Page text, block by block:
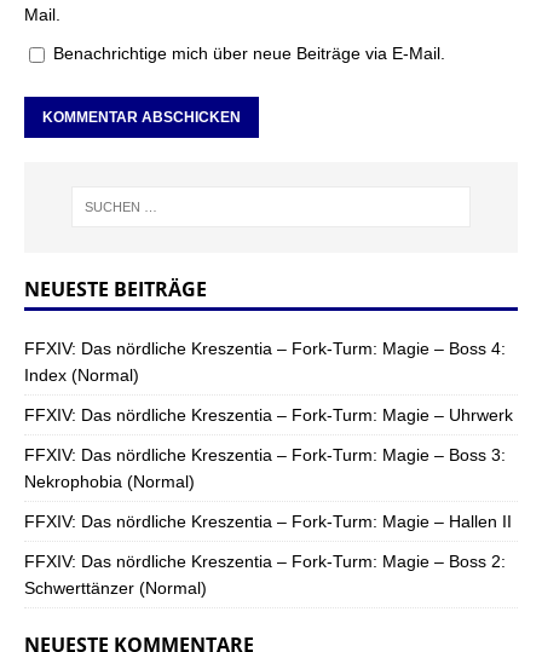
Mail.
Benachrichtige mich über neue Beiträge via E-Mail.
NEUESTE BEITRÄGE
FFXIV: Das nördliche Kreszentia – Fork-Turm: Magie – Boss 4:
Index (Normal)
FFXIV: Das nördliche Kreszentia – Fork-Turm: Magie – Uhrwerk
FFXIV: Das nördliche Kreszentia – Fork-Turm: Magie – Boss 3:
Nekrophobia (Normal)
FFXIV: Das nördliche Kreszentia – Fork-Turm: Magie – Hallen II
FFXIV: Das nördliche Kreszentia – Fork-Turm: Magie – Boss 2:
Schwerttänzer (Normal)
NEUESTE KOMMENTARE